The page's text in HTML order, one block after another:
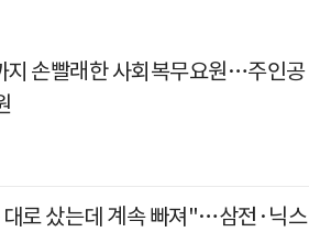
지 손빨래한 사회복무요원…주인공
로 샀는데 계속 빠져"…삼전·닉스